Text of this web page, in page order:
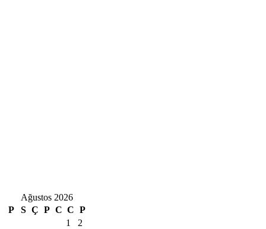
Ağustos 2026
P
S Ç P C C P
1
2